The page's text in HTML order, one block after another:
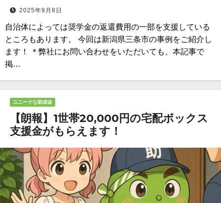
2025年9月8日
自治体によっては奨学金の返還費用の一部を支援している
ところもあります。 今回は新潟県三条市の事例をご紹介し
ます！ ＊弊社にお問い合わせをいただいても、本記事で
掲…
ユニークな助成金
【朗報】1世帯20,000円の宅配ボックス
支援金がもらえます！